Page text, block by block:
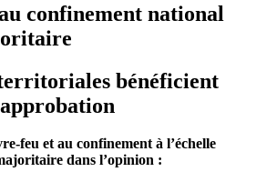
confinement national
bénéficient
feu et au confinement à l’échelle
dans l’opinion :